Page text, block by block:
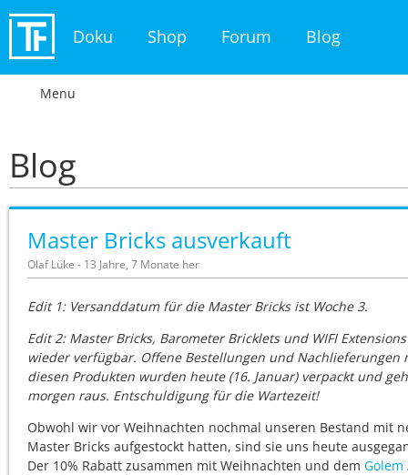
Doku Shop Forum Blog
Menu
Blog
Master Bricks ausverkauft
Olaf Lüke - 13 Jahre, 7 Monate her
Edit 1: Versanddatum für die Master Bricks ist Woche 3.
Edit 2: Master Bricks, Barometer Bricklets und WIFI
wieder verfügbar. Offene Bestellungen und Nachlieferungen
diesen Produkten wurden heute (16. Januar) verpackt und
morgen raus. Entschuldigung für die Wartezeit!
Obwohl wir vor Weihnachten nochmal unseren Bestand mit
Master Bricks aufgestockt hatten, sind sie uns heute
Der 10% Rabatt zusammen mit Weihnachten und dem